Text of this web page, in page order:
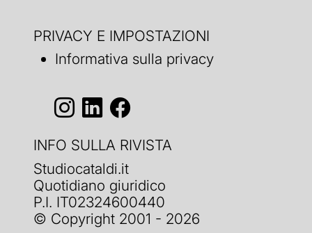
PRIVACY E IMPOSTAZIONI
Informativa sulla privacy
INFO SULLA RIVISTA
Studiocataldi.it
Quotidiano giuridico
P.I. IT02324600440
© Copyright 2001 - 2026